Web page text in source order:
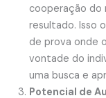
cooperação do
resultado. Isso
de prova onde
vontade do
uma busca e
Potencial de